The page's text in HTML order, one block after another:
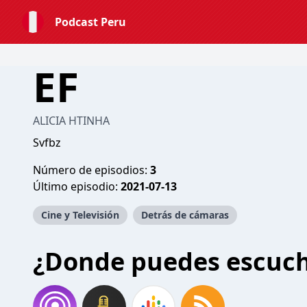
Podcast Peru
EF
ALICIA HTINHA
Svfbz
Número de episodios: 3
Último episodio: 2021-07-13
Cine y Televisión Detrás de cámaras
¿Donde puedes